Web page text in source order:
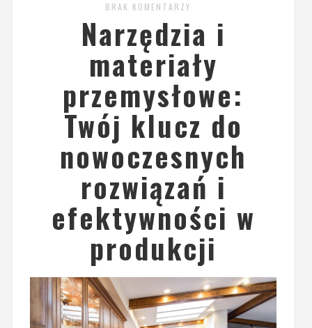
BRAK KOMENTARZY
Narzędzia i
materiały
przemysłowe:
Twój klucz do
nowoczesnych
rozwiązań i
efektywności w
produkcji